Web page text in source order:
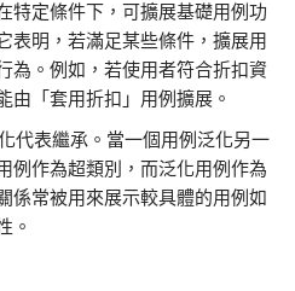
特定條件下，可擴展基礎用例功
表明，若滿足某些條件，擴展用
為。例如，若使用者符合折扣資
由「套用折扣」用例擴展。
代表繼承。當一個用例泛化另一
例作為超類別，而泛化用例作為
係常被用來展示較具體的用例如
。